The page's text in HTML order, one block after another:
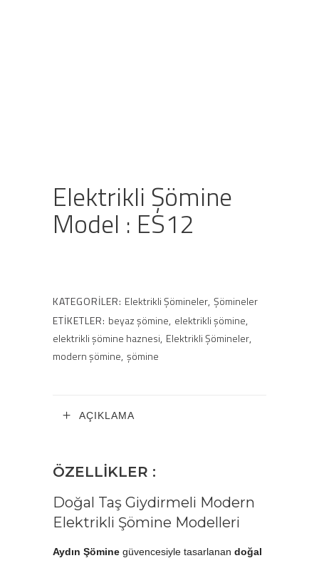
Elektrikli Şömine
Model : ES12
KATEGORILER: Elektrikli Şömineler, Şömineler
ETIKETLER: beyaz şömine, elektrikli şömine,
elektrikli şömine haznesi, Elektrikli Şömineler,
modern şömine, şömine
AÇIKLAMA
ÖZELLİKLER :
Doğal Taş Giydirmeli Modern
Elektrikli Şömine Modelleri
Aydın Şömine güvencesiyle tasarlanan doğal